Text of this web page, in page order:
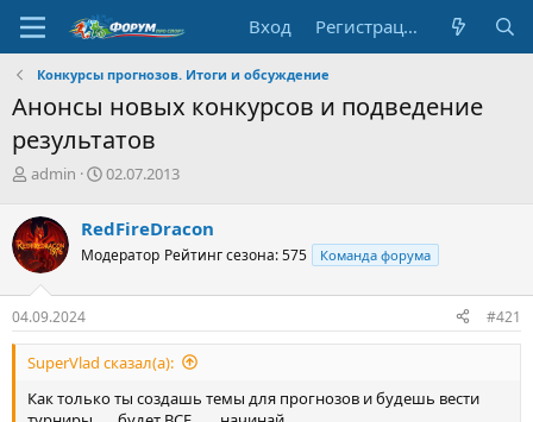
Вход Регистрация
Конкурсы прогнозов. Итоги и обсуждение
Анонсы новых конкурсов и подведение
результатов
А
т
о
р
т
е
м
ы
admin
Д
а
н
ч
л
а
02.07.2013
RedFireDracon
Модератор Рейтинг сезона: 575 Команда форума
04.09.2024 #421
SuperVlad сказал(а):
Как только ты создашь темы для прогнозов и будешь вести